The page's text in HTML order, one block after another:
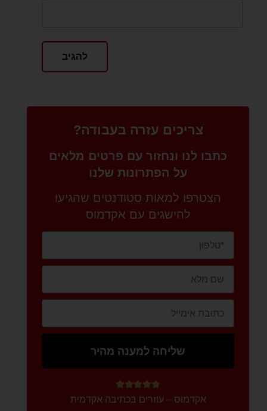
צריכים עזרה בעבודה?
כתבו לנו ונחזור עם פרטים מלאים
על הפתרונות שלנו
הצטרפו למאות סטודנטים שהגיעו
להישגים עם אקדמוס
שליחה למענה מהיר





אקדמוס – עוזרים בכתיבה אקדמית